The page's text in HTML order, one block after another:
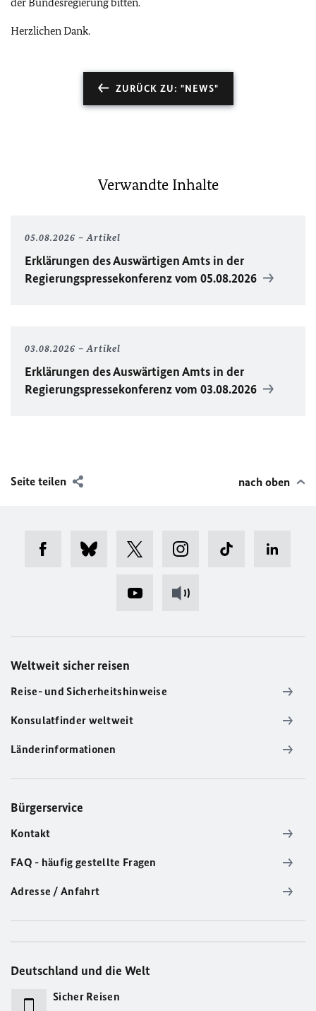
Herzlichen Dank.
ZURÜCK ZU: "NEWS"
Verwandte Inhalte
05.08.2026 Artikel
Erklärungen des Auswärtigen Amts in der
Regierungspressekonferenz vom 05.08.2026
03.08.2026 Artikel
Erklärungen des Auswärtigen Amts in der
Regierungspressekonferenz vom 03.08.2026
Seite teilen nach oben
Weltweit sicher reisen
Reise- und Sicherheitshinweise
Konsulatfinder weltweit
Länderinformationen
Bürgerservice
Kontakt
FAQ - häufig gestellte Fragen
Adresse / Anfahrt
Deutschland und die Welt
Sicher Reisen